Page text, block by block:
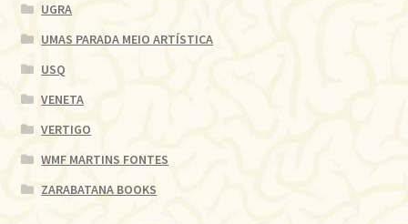
UGRA
UMAS PARADA MEIO ARTÍSTICA
USQ
VENETA
VERTIGO
WMF MARTINS FONTES
ZARABATANA BOOKS